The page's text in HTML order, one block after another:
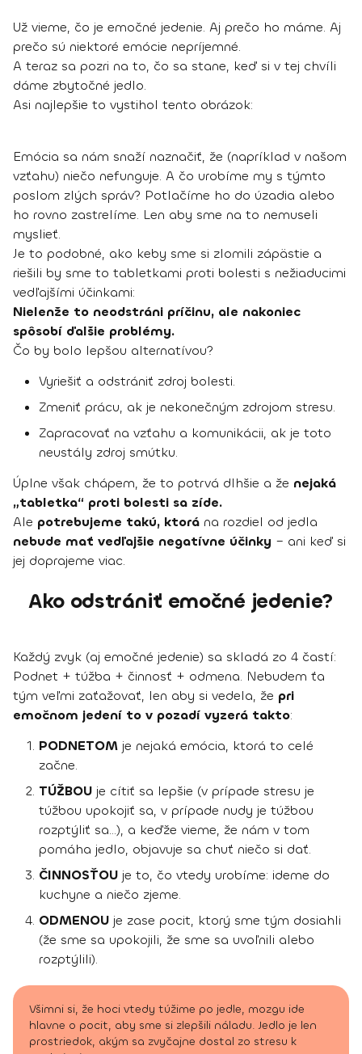
Už vieme, čo je emočné jedenie. Aj prečo ho máme. Aj
prečo sú niektoré emócie nepríjemné.
A teraz sa pozri na to, čo sa stane, keď si v tej chvíli
dáme zbytočné jedlo.
Asi najlepšie to vystihol tento obrázok:
Emócia sa nám snaží naznačiť, že (napríklad v našom
vzťahu) niečo nefunguje. A čo urobíme my s týmto
poslom zlých správ? Potlačíme ho do úzadia alebo
ho rovno zastrelíme. Len aby sme na to nemuseli
myslieť.
Je to podobné, ako keby sme si zlomili zápästie a
riešili by sme to tabletkami proti bolesti s nežiaducimi
vedľajšími účinkami:
Nielenže to neodstráni príčinu, ale nakoniec
spôsobí ďalšie problémy.
Čo by bolo lepšou alternatívou?
Vyriešiť a odstrániť zdroj bolesti.
Zmeniť prácu, ak je nekonečným zdrojom stresu.
Zapracovať na vzťahu a komunikácii, ak je toto
neustály zdroj smútku.
Úplne však chápem, že to potrvá dlhšie a že nejaká
„tabletka“ proti bolesti sa zíde.
Ale potrebujeme takú, ktorá na rozdiel od jedla
nebude mať vedľajšie negatívne účinky – ani keď si
jej doprajeme viac.
Ako odstrániť emočné jedenie?
Každý zvyk (aj emočné jedenie) sa skladá zo 4 častí:
Podnet + túžba + činnosť + odmena. Nebudem ťa
tým veľmi zaťažovať, len aby si vedela, že pri
emočnom jedení to v pozadí vyzerá takto:
PODNETOM je nejaká emócia, ktorá to celé
začne.
TÚŽBOU je cítiť sa lepšie (v prípade stresu je
túžbou upokojiť sa, v prípade nudy je túžbou
rozptýliť sa…), a keďže vieme, že nám v tom
pomáha jedlo, objavuje sa chuť niečo si dať.
ČINNOSŤOU je to, čo vtedy urobíme: ideme do
kuchyne a niečo zjeme.
ODMENOU je zase pocit, ktorý sme tým dosiahli
(že sme sa upokojili, že sme sa uvoľnili alebo
rozptýlili).
Všimni si, že hoci vtedy túžime po jedle, mozgu ide
hlavne o pocit, aby sme si zlepšili náladu. Jedlo je len
prostriedok, akým sa zvyčajne dostal zo stresu k